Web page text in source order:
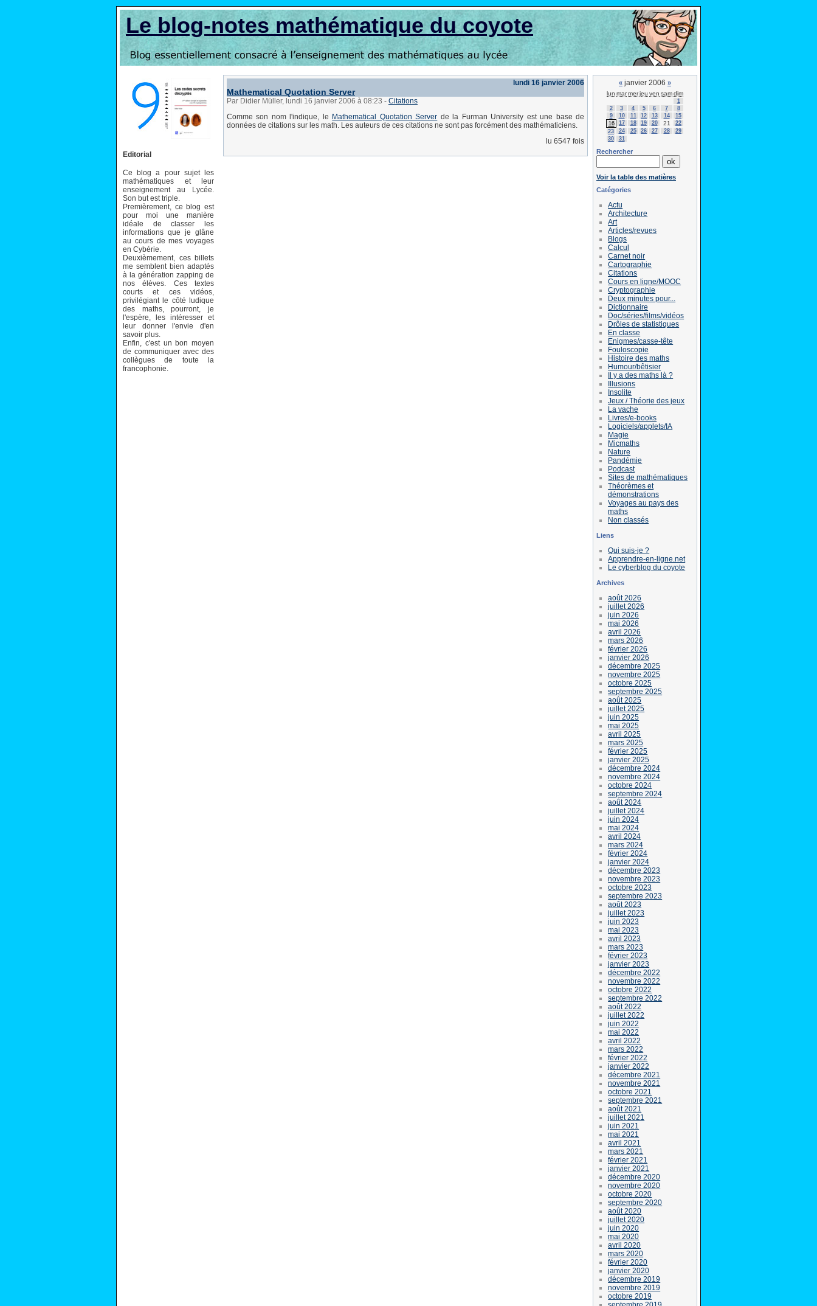
Le blog-notes mathématique du coyote
Editorial
Ce blog a pour sujet les
mathématiques et leur
enseignement au Lycée.
Son but est triple.
Premièrement, ce blog est
pour moi une manière
idéale de classer les
informations que je glâne
au cours de mes voyages
en Cybérie.
Deuxièmement, ces billets
me semblent bien adaptés
à la génération zapping de
nos élèves. Ces textes
courts et ces vidéos,
privilégiant le côté ludique
des maths, pourront, je
l'espère, les intéresser et
leur donner l'envie d'en
savoir plus.
Enfin, c'est un bon moyen
de communiquer avec des
collègues de toute la
francophonie.
lundi 16 janvier 2006
Mathematical Quotation Server
Par Didier Müller, lundi 16 janvier 2006 à 08:23 - Citations
Comme son nom l'indique, le Mathematical Quotation Server de la Furman University est une base de
données de citations sur les math. Les auteurs de ces citations ne sont pas forcément des mathématiciens.
lu 6547 fois
« janvier 2006 »
lun marmerjeu ven samdim
1
2
3 4 5 6 7
8
9
10 11 12 13 14
15
16
17 18 19 20 21
22
23
24 25 26 27 28
29
30
31
Rechercher
Voir la table des matières
Catégories
Actu
Architecture
Art
Articles/revues
Blogs
Calcul
Carnet noir
Cartographie
Citations
Cours en ligne/MOOC
Cryptographie
Deux minutes pour...
Dictionnaire
Doc/séries/films/vidéos
Drôles de statistiques
En classe
Enigmes/casse-tête
Fouloscopie
Histoire des maths
Humour/bêtisier
Il y a des maths là ?
Illusions
Insolite
Jeux / Théorie des jeux
La vache
Livres/e-books
Logiciels/applets/IA
Magie
Micmaths
Nature
Pandémie
Podcast
Sites de mathématiques
Théorèmes et
démonstrations
Voyages au pays des
maths
Non classés
Liens
Qui suis-je ?
Apprendre-en-ligne.net
Le cyberblog du coyote
Archives
août 2026
juillet 2026
juin 2026
mai 2026
avril 2026
mars 2026
février 2026
janvier 2026
décembre 2025
novembre 2025
octobre 2025
septembre 2025
août 2025
juillet 2025
juin 2025
mai 2025
avril 2025
mars 2025
février 2025
janvier 2025
décembre 2024
novembre 2024
octobre 2024
septembre 2024
août 2024
juillet 2024
juin 2024
mai 2024
avril 2024
mars 2024
février 2024
janvier 2024
décembre 2023
novembre 2023
octobre 2023
septembre 2023
août 2023
juillet 2023
juin 2023
mai 2023
avril 2023
mars 2023
février 2023
janvier 2023
décembre 2022
novembre 2022
octobre 2022
septembre 2022
août 2022
juillet 2022
juin 2022
mai 2022
avril 2022
mars 2022
février 2022
janvier 2022
décembre 2021
novembre 2021
octobre 2021
septembre 2021
août 2021
juillet 2021
juin 2021
mai 2021
avril 2021
mars 2021
février 2021
janvier 2021
décembre 2020
novembre 2020
octobre 2020
septembre 2020
août 2020
juillet 2020
juin 2020
mai 2020
avril 2020
mars 2020
février 2020
janvier 2020
décembre 2019
novembre 2019
octobre 2019